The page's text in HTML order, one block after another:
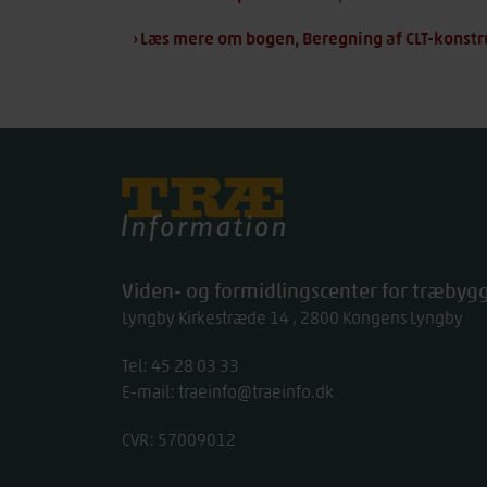
› Læs mere om bogen, Beregning af CLT-
Viden- og formidlingscenter for
Lyngby Kirkestræde 14 2800 Kongens Lyngby
Tel: work
45 28 03 33
E-mail: traeinfo@traeinfo.dk
CVR: 57009012